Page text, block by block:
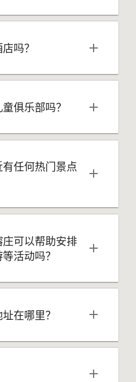
吗？
俱乐部吗？
任何热门景点
可以帮助安排
活动吗？
在哪里？